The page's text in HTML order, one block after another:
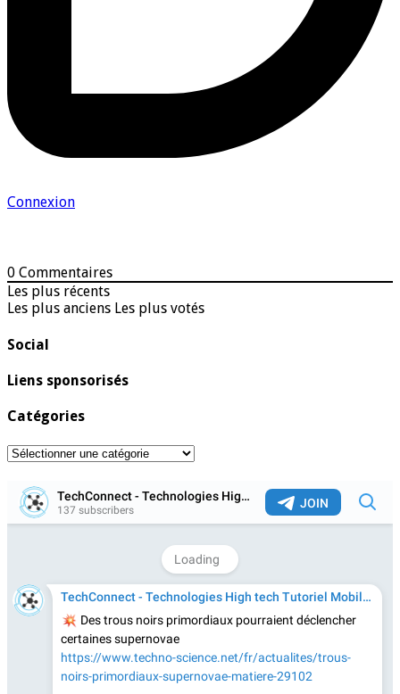
Connexion
0 Commentaires
Les plus récents
Les plus anciens Les plus votés
Social
Liens sponsorisés
Catégories
Catégories